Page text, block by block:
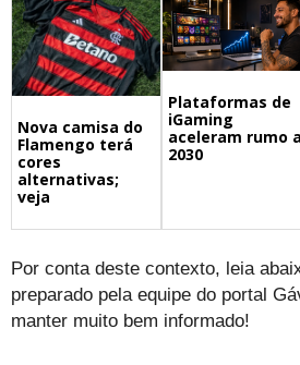
Nova camisa do
Flamengo terá
cores
alternativas;
veja
Plataformas de
iGaming
aceleram rumo a
2030
Por conta deste contexto, leia
preparado pela equipe do portal
manter muito bem informado!